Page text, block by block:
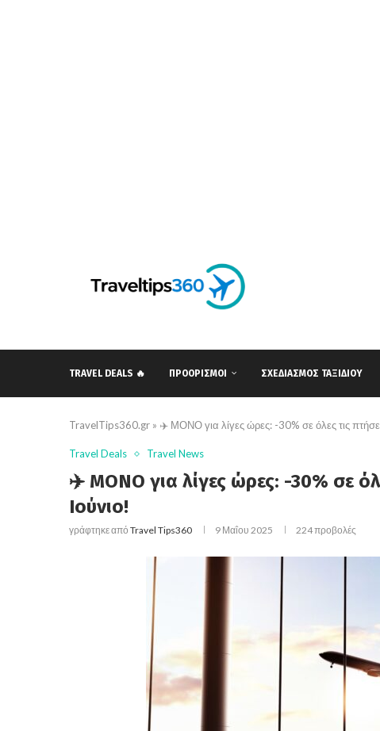
TRAVEL DEALS 🔥 ΠΡΟΟΡΙΣΜΟΊ ΣΧΕΔΙΑΣΜΌΣ ΤΑΞΙΔΙΟΎ
TravelTips360.gr » ✈️ ΜΟΝΟ για λίγες ώρες: -30% σε όλες τις
Travel Deals Travel News
✈️ ΜΟΝΟ για λίγες ώρες: -30% σε
Ιούνιο!
γράφτηκε από Travel Tips360 9 Μαΐου 2025 224προβολές